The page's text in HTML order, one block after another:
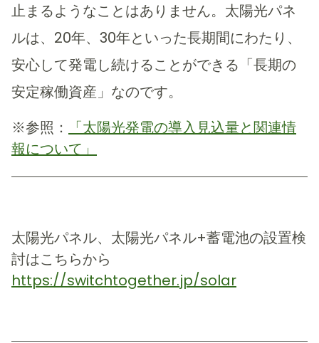
止まるようなことはありません。太陽光パネ
ルは、20年、30年といった長期間にわたり、
安心して発電し続けることができる「長期の
安定稼働資産」なのです。
※参照：
「太陽光発電の導入見込量と関連情
報について」
太陽光パネル、太陽光パネル+蓄電池の設置検
討はこちらから
https://switchtogether.jp/solar